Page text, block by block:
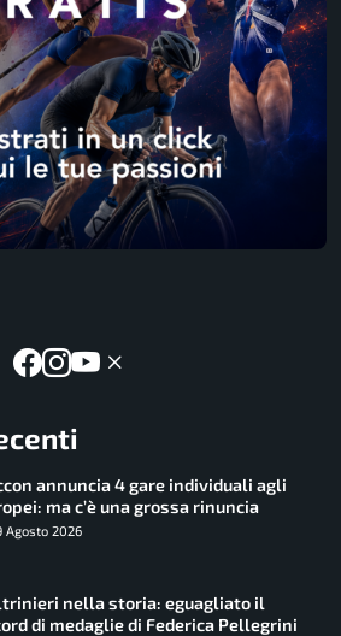
annuncia 4 gare individuali agli
ma c’è una grossa rinuncia
Agosto 2026
nella storia: eguagliato il
di medaglie di Federica Pellegrini